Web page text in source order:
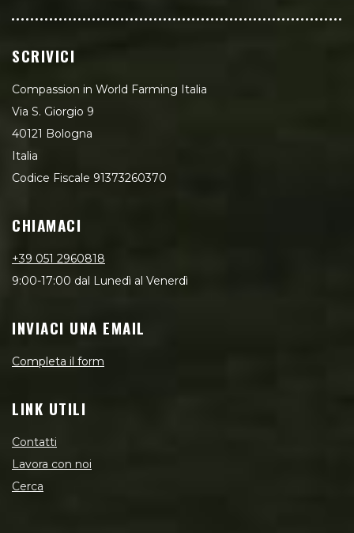
SCRIVICI
Compassion in World Farming Italia
Via S. Giorgio 9
40121 Bologna
Italia
Codice Fiscale 91373260370
CHIAMACI
+39 051 2960818
9:00-17:00 dal Lunedì al Venerdì
INVIACI UNA EMAIL
Completa il form
LINK UTILI
Contatti
Lavora con noi
Cerca